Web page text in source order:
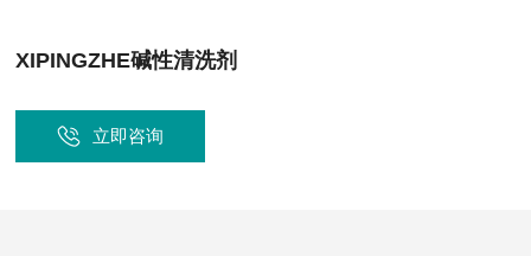
XIPINGZHE碱性清洗剂
立即咨询